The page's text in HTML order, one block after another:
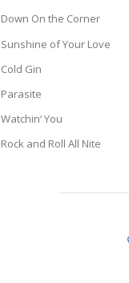
Down On the Corner
Sunshine of Your Love
Cold Gin
Parasite
Watchin‘ You
Rock and Roll All Nite